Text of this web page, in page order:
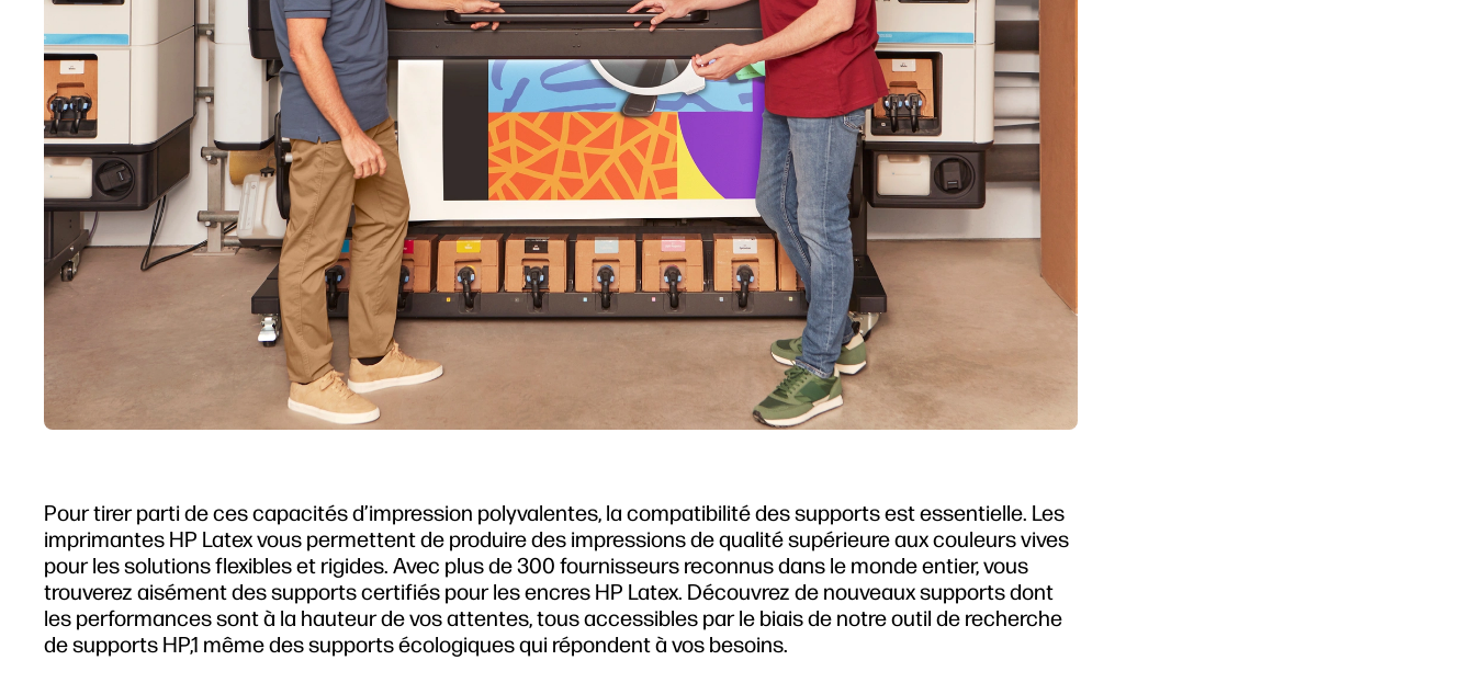
Pour tirer parti de ces capacités d’impression polyvalentes, la compatibilité des supports est essentielle. Les
imprimantes HP Latex vous permettent de produire des impressions de qualité supérieure aux couleurs vives
pour les solutions flexibles et rigides. Avec plus de 300 fournisseurs reconnus dans le monde entier, vous
trouverez aisément des supports certifiés pour les encres HP Latex. Découvrez de nouveaux supports dont
les performances sont à la hauteur de vos attentes, tous accessibles par le biais de notre outil de recherche
de supports HP,1 même des supports écologiques qui répondent à vos besoins.